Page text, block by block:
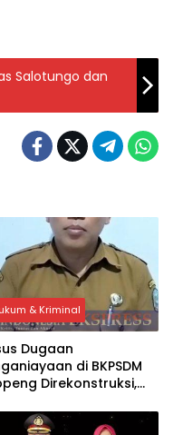
Salotungo dan
& Kriminal
Dugaan
di BKPSDM
Direkonstruksi,
Terus Berjalan